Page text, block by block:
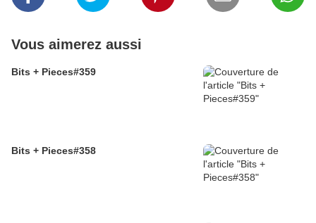
Vous aimerez aussi
Bits + Pieces#359
Bits + Pieces#358